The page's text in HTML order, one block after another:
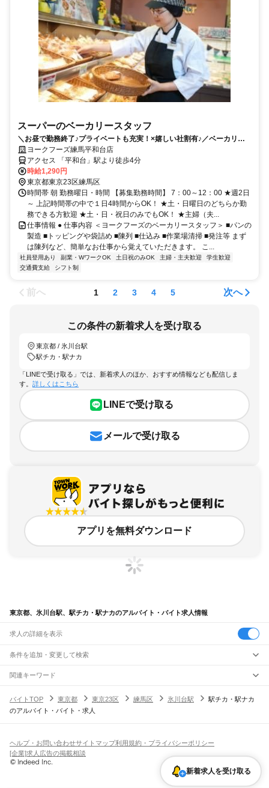
スーパーのベーカリースタッフ
＼お昼で勤務終了♪プライベートも充実！×嬉しい社割有♪／ベーカリー
担当のスタッフ募集！
ヨークフーズ練馬平和台店
アクセス 「平和台」駅より徒歩4分
時給1,290円
東京都東京23区練馬区
時間帯 朝 勤務曜日・時間 【募集勤務時間】 7：00～12：00 ★週2日
～ 上記時間帯の中で１日4時間からOK！ ★土・日曜日のどちらか勤
務できる方歓迎 ★土・日・祝日のみでもOK！ ★主婦（夫...
仕事情報 ● 仕事内容 ＜ヨークフーズのベーカリースタッフ＞ ■パンの
製造 ■トッピングや袋詰め ■陳列 ■仕込み ■作業場清掃 ■発注等 まず
は陳列など、簡単なお仕事から覚えていただきます。 こ...
社員登用あり 副業・WワークOK 土日祝のみOK 主婦・主夫歓迎
学生歓迎
交通費支給
シフト制
前へ 1 2 3 4 5 次へ
この条件の新着求人を受け取る
東京都 / 氷川台駅
駅チカ・駅ナカ
「LINEで受け取る」では、新着求人のほか、おすすめ情報なども配信しま
す。 詳しくはこちら
LINEで受け取る
メールで受け取る
アプリを無料ダウンロード
東京都、氷川台駅、駅チカ・駅ナカのアルバイト・バイト求人情報
求人の詳細を表示
条件を追加・変更して検索
市区町村を追加・変更
東京都すべて
東京23区 すべて
江戸川区
八王子市立川市武蔵野市 昭島市調布市町田市小金井市
小平市日野市 狛江市 東大和市 清瀬市
あきる野市西東京市大島町利島村
駅を追加・変更
JR山手線
大崎駅五反田駅目黒駅恵比寿駅 代々木駅新宿駅新大久保駅
高田馬場駅
田端駅 西日暮里駅
新橋駅浜松町駅田町駅
職種を追加・変更
飲食・フードサービスすべて
ホールスタッフキッチンスタッフ
パン屋（ベーカリー）
バー（BAR）・バーテンダー
飲食店（店長・マネージャー）
人気
日払いOK高校生歓迎 髪型・髪色自由
留学生・外国人活躍中
雇用形態を追加・変更
関連キーワード
バイトTOP
東京都 東京23区 練馬区 氷川台駅
駅チカ・駅ナカ
のアルバイト・バイト・求人
新着求人を受け取る
ヘルプ・お問い合わせサイトマップ利用規約・プライバシーポリシー
[企業]求人広告の掲載相談